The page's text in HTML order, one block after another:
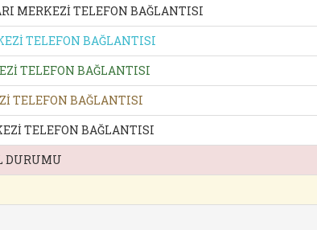
MERKEZİ TELEFON BAĞLANTISI
TELEFON BAĞLANTISI
TELEFON BAĞLANTISI
TELEFON BAĞLANTISI
TELEFON BAĞLANTISI
DURUMU